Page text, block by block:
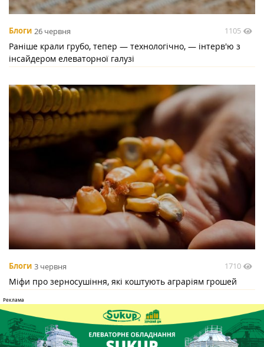
Блоги 26 червня 1105
Раніше крали грубо, тепер — технологічно, — інтерв'ю з
інсайдером елеваторної галузі
Блоги 3 червня 1710
Міфи про зерносушіння, які коштують аграріям грошей